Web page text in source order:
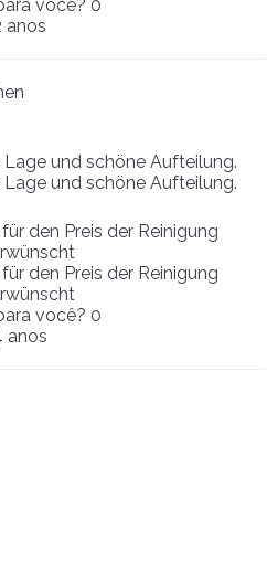
você? 0
anos
und schöne Aufteilung.
und schöne Aufteilung.
den Preis der Reinigung
den Preis der Reinigung
você? 0
anos